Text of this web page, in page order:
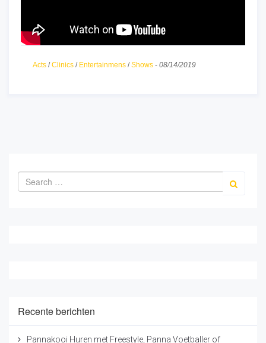
Training. Direct inschrijven voor 1 of meerdere
blokken kan natuurlijk ook. Schrijf je dan in
Tafeltennisser inhuren? Neem vrijblijvend contact op.
Acts /Clinics / Entertainmens /Shows - 08/14/2019
Recente berichten
Pannakooi Huren met Freestyle, Panna Voetballer of